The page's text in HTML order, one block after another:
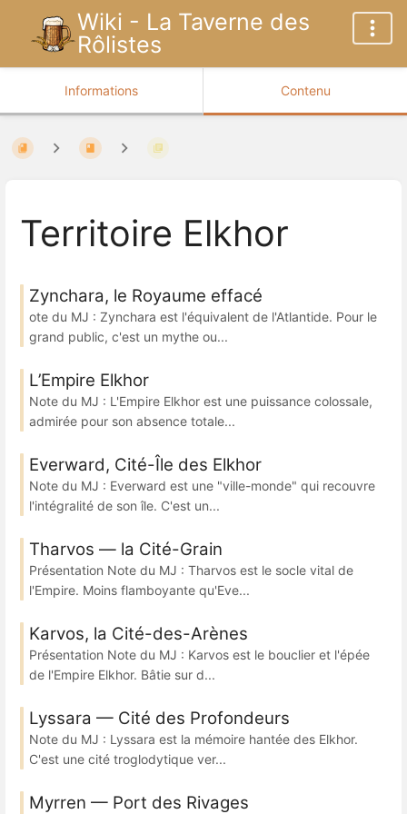
Wiki - La Taverne des
Rôlistes
Informations Contenu
Territoire Elkhor
Zynchara, le Royaume effacé
ote du MJ : Zynchara est l'équivalent de l'Atlantide. Pour le
grand public, c'est un mythe ou...
L’Empire Elkhor
Note du MJ : L'Empire Elkhor est une puissance colossale,
admirée pour son absence totale...
Everward, Cité-Île des Elkhor
Note du MJ : Everward est une "ville-monde" qui recouvre
l'intégralité de son île. C'est un...
Tharvos — la Cité-Grain
Présentation Note du MJ : Tharvos est le socle vital de
l'Empire. Moins flamboyante qu'Eve...
Karvos, la Cité-des-Arènes
Présentation Note du MJ : Karvos est le bouclier et l'épée
de l'Empire Elkhor. Bâtie sur d...
Lyssara — Cité des Profondeurs
Note du MJ : Lyssara est la mémoire hantée des Elkhor.
C'est une cité troglodytique ver...
Myrren — Port des Rivages